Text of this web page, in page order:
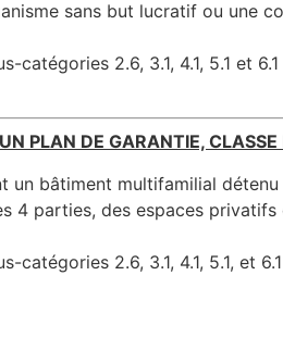
sans but lucratif ou une
2.6, 3.1, 4.1, 5.1 et 6.1
PLAN DE GARANTIE,
bâtiment multifamilial
4 parties, des espaces
2.6, 3.1, 4.1, 5.1, et